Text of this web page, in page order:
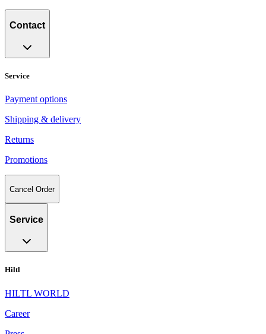
Contact
Service
Payment options
Shipping & delivery
Returns
Promotions
Cancel Order
Service
Hiltl
HILTL WORLD
Career